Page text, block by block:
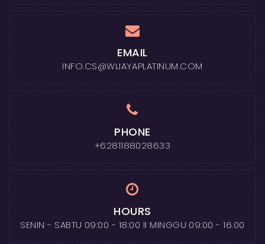
EMAIL
INFO.CS@WIJAYAPLATINUM.COM
PHONE
+6281188028633
HOURS
SENIN - SABTU 09:00 - 18:00 II MINGGU 09:00 - 16.00